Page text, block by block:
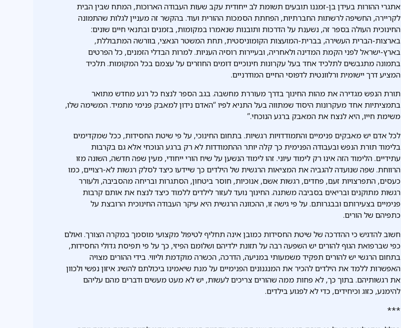
אתגרי ההורות בעידן בן-זמננו תובעים תשומת לב ייחודית עקב שעות העבודה הארוכות, המתח שבין הבית
לקריירה, החשיפה לרשתות החברתיות, הפחתת הסמכות ההורית ועוד. בהקשר זה מעניין לגלות שהתמונה
החינוכית העולה בספר זה, נשענת על הדרכות ותובנות שנאמרו במקומות, בזמנים ובתנאי חיים שונים:
בארצות-הברית העשירה, בברית-המועצות הקומוניסטית, תחת המשטר הנאצי, בוורשה המתבוללת,
בארץ-ישראל לפני הקמת המדינה ולאחריה, ובעיירות רוסיה העניות. למרות הבדלי הזמנים, כל הפרטים
בתמונה מתגבשים לתלכיד אחד בעל עקרונות חינוכיים דומים החוזרים על עצמם בכל המקומות. תלכיד
המציע דרך יישומית ורלוונטית לדפוסי החיים המודרניים.
תורת הנפש מגדירה את מהות החינוך בדרך מעוררת מחשבה. בגב הספר לנצח כל רגע מחדש מתואר
בתמציתיות אחד מעקרונות היסוד שמתווה בעל התניא לפיו “האדם נידון למאבק פנימי מתמיד. המשימה שלו,
משימת חייו, היא לנצח את המאבק ברגע הנוכחי.”
לכל אדם יש מאבקים פנימיים והתמודדויות רגשיות. בתחום החינוכי, על פי שיטת החסידות, ככל שמקדימים
בלימוד תורת הנפש ובעבודה הפנימית כך קלה יותר ההתמודדות לא רק ברגע הנוכחי אלא גם בקרבות
עתידיים. הלימוד הזה אינו רק לימוד עיוני. זהו לימוד הנשען על שיח הורי ייחודי, מעין שפה חדשה, השונה מזו
הרווחת. שפה שנועדה להגביה את המציאות הרגשית של הילדים כך שיידעו כיצד לסלק רגשות לא-רצויים, כמו
כעסים, התפרצויות זעם, פחדים, רגשות אשם, אנוכיות, חוסר ביטחון, הסתגרות ובריחה מהסביבה, ולעורר
רגשות מתוקנים ובריאים בסביבה משתנה. החינוך נועד לעזור לילדים ללמוד כיצד לנצח את אותם קרבות
פנימיים בצעירותם ובבגרותם. על פי גישה זו, ההכוונה הרגשית היא עיקר העבודה החינוכית הרובצת על
כתפיהם של הורים.
חשוב להדגיש כי ההדרכה של שיטת החסידות כמובן אינה תחליף לטיפול מקצועי מוסמך במקרה הצורך. ואולם
כפי שברפואת הגוף להורים יש השפעה רבה על תזונת ילדיהם ושלומם הפיזי, כך על פי תפיסת גדולי החסידות,
בתחום הרגשי יש להורים תפקיד משמעותי במניעה, הדרכה, הכשרה מוקדמת וליווי. בידי ההורים מצויה
האפשרות ללמד את הילדים להכיר את המנגנונים הפנימיים על מנת שיאמינו ביכולתם להשיג איזון נפשי ולכוון
את רגשותיהם. בתוך כך, לא פחות ממה שהורים צריכים לעשות, יש לא מעט מעשים ודברים מהם עליהם
להימנע, כזוג וכיחידים, כדי לא לפגוע בילדים.
***